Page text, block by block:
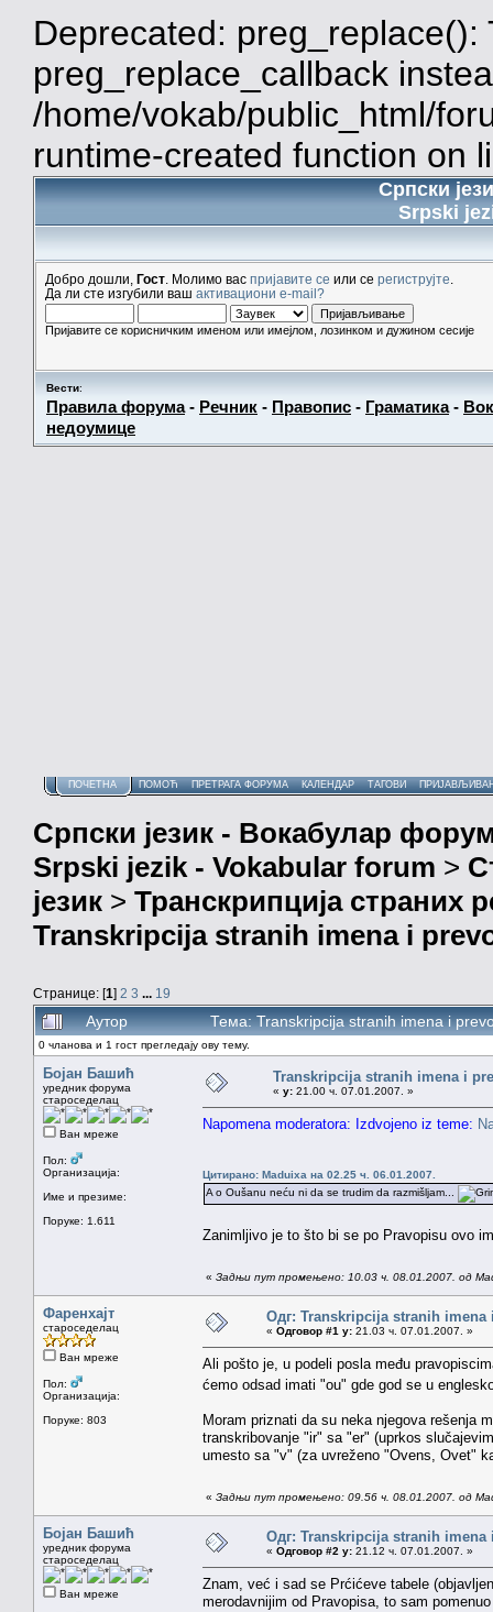
Deprecated:
preg_replace_callback
/home/vokab/public_html/
runtime-created function on
Српски
Srpski
Добро дошли, Гост . Молимо вас пријавите се или се региструјте
Да ли сте изгубили ваш активациони e-mail?
Пријавите се корисничким именом или имејлом, лозинком и дужином сесије
Вести:
Правила форума- Речник - Правопис - Граматика-
недоумице
ПОЧЕТНА ПОМОЋ ПРЕТРАГА ФОРУМА КАЛЕНДАР ТАГОВИ
Српски језик - Вокабулар
Srpski jezik - Vokabular forum >
језик > Транскрипција страних
Transkripcija stranih imena i
Странице: [1] 2 3 ... 19
Аутор Тема: Transkripcija stranih imena i
0 чланова и 1 гост прегледају ову тему.
Бојан Башић
уредник форума
староседелац
Ван мреже
Пол:
Организација:
Име и презиме:
Поруке: 1.611
Transkripcija stranih imena i
« у: 21.00 ч. 07.01.2007. »
Napomena moderatora: Izdvojeno iz teme:
Цитирано: Maduixa на 02.25 ч. 06.01.2007.
A o Oušanu neću ni da se trudim da razmišljam...
Zanimljivo je to što bi se po Pravopisu ovo
« Задњи пут промењено: 10.03 ч. 08.01.2007. од
Фаренхајт
староседелац
Ван мреже
Пол:
Организација:
Поруке: 803
Одг: Transkripcija stranih imena
« Одговор #1 у: 21.03 ч. 07.01.2007. »
Ali pošto je, u podeli posla među
ćemo odsad imati "ou" gde god se u
Moram priznati da su neka njegova rešenja
transkribovanje "ir" sa "er" (uprkos
umesto sa "v" (za uvreženo "Ovens, Ovet"
« Задњи пут промењено: 09.56 ч. 08.01.2007. од
Бојан Башић
уредник форума
староседелац
Ван мреже
Одг: Transkripcija stranih imena
« Одговор #2 у: 21.12 ч. 07.01.2007. »
Znam, već i sad se Prćićeve tabele
merodavnijim od Pravopisa, to sam